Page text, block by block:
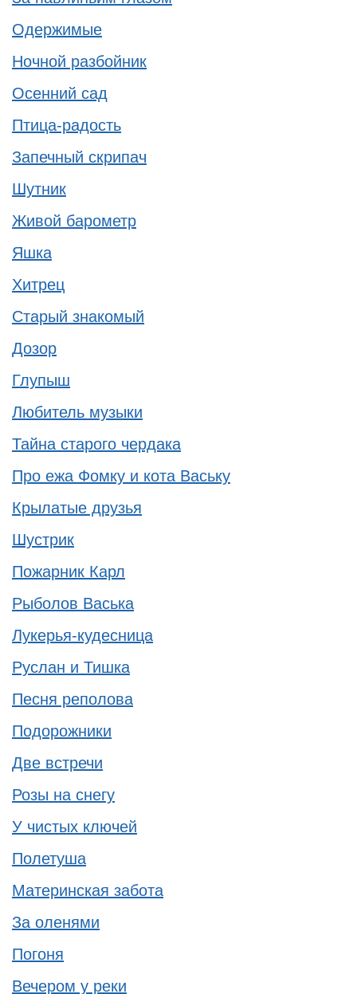
Одержимые
Ночной разбойник
Осенний сад
Птица-радость
Запечный скрипач
Шутник
Живой барометр
Яшка
Хитрец
Старый знакомый
Дозор
Глупыш
Любитель музыки
Тайна старого чердака
Про ежа Фомку и кота Ваську
Крылатые друзья
Шустрик
Пожарник Карл
Рыболов Васька
Лукерья-кудесница
Руслан и Тишка
Песня реполова
Подорожники
Две встречи
Розы на снегу
У чистых ключей
Полетуша
Материнская забота
За оленями
Погоня
Вечером у реки